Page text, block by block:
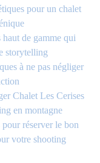
pour un chalet
haut de gamme qui
storytelling
à ne pas négliger
Chalet Les Cerises
en montagne
pour réserver le bon
votre shooting